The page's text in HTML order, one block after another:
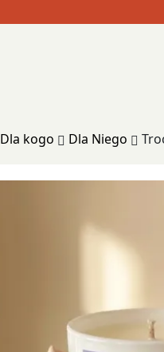
Dla kogo Dla Niego